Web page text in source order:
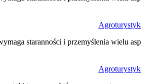
staranności i przemyślenia wielu